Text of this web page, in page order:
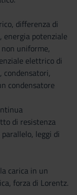
differenza di
potenziale
uniforme,
elettrico di
condensatori,
condensatore
di resistenza
leggi di
carica in un
forza di Lorentz.